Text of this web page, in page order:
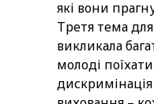
які вони
Третя тема
викликала
молоді